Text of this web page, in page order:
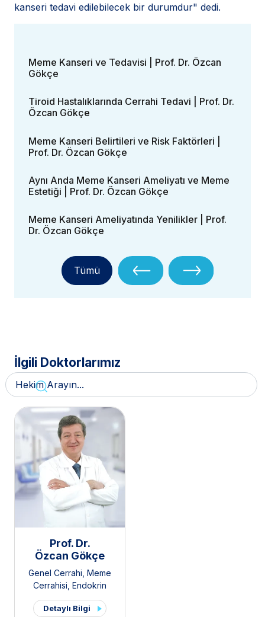
kanseri tedavi edilebilecek bir durumdur" dedi.
Meme Kanseri ve Tedavisi | Prof. Dr. Özcan
Gökçe
Tiroid Hastalıklarında Cerrahi Tedavi | Prof. Dr.
Özcan Gökçe
Meme Kanseri Belirtileri ve Risk Faktörleri |
Prof. Dr. Özcan Gökçe
Aynı Anda Meme Kanseri Ameliyatı ve Meme
Estetiği | Prof. Dr. Özcan Gökçe
Meme Kanseri Ameliyatında Yenilikler | Prof.
Dr. Özcan Gökçe
Tümü
İlgili Doktorlarımız
Prof. Dr.
Özcan Gökçe
Genel Cerrahi, Meme
Cerrahisi, Endokrin
Cerrahisi,Gastroenteroloji
Cerrahisi,Organ Nakli
Detaylı Bilgi